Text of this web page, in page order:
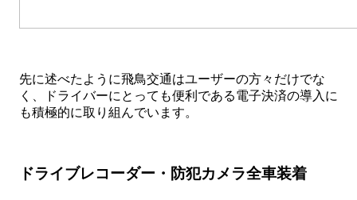
先に述べたように飛鳥交通はユーザーの方々だけでな
く、ドライバーにとっても便利である電子決済の導入に
も積極的に取り組んでいます。
ドライブレコーダー・防犯カメラ全車装着